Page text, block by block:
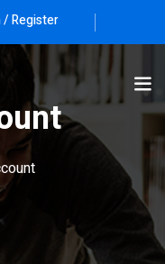
/ Register
up
Sign up